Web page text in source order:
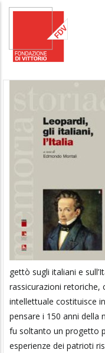
Salta
principale
gettò sugli italiani e
rassicurazioni retoriche,
intellettuale costituisce
pensare i 150 anni della
fu soltanto un progetto
esperienze dei patrioti